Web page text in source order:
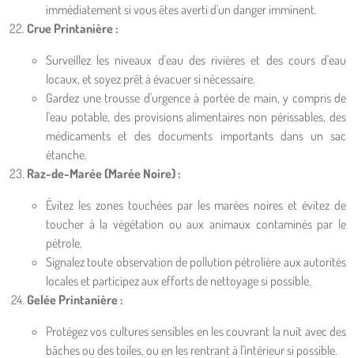
immédiatement si vous êtes averti d'un danger imminent.
Crue Printanière :
Surveillez les niveaux d'eau des rivières et des cours d'eau
locaux, et soyez prêt à évacuer si nécessaire.
Gardez une trousse d'urgence à portée de main, y compris de
l'eau potable, des provisions alimentaires non périssables, des
médicaments et des documents importants dans un sac
étanche.
Raz-de-Marée (Marée Noire) :
Évitez les zones touchées par les marées noires et évitez de
toucher à la végétation ou aux animaux contaminés par le
pétrole.
Signalez toute observation de pollution pétrolière aux autorités
locales et participez aux efforts de nettoyage si possible.
Gelée Printanière :
Protégez vos cultures sensibles en les couvrant la nuit avec des
bâches ou des toiles, ou en les rentrant à l'intérieur si possible.